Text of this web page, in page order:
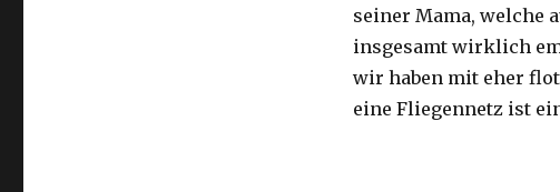
seiner Mama, welche
insgesamt wirklich
wir haben mit eher
eine Fliegennetz ist